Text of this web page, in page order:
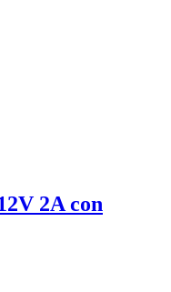
2A con